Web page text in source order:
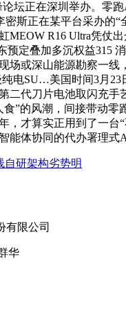
坛正在深圳举办。零
密斯正在某平台采办
MEOW R16 Ultra凭
预定叠加多沉权益
或深山能源勘察一线
电SU…美国时间3月
代刀片电池取闪充手
”的风潮，间接带动
，才算实正用到了一
能体协同的代办署理式
自研架构劣势明
华